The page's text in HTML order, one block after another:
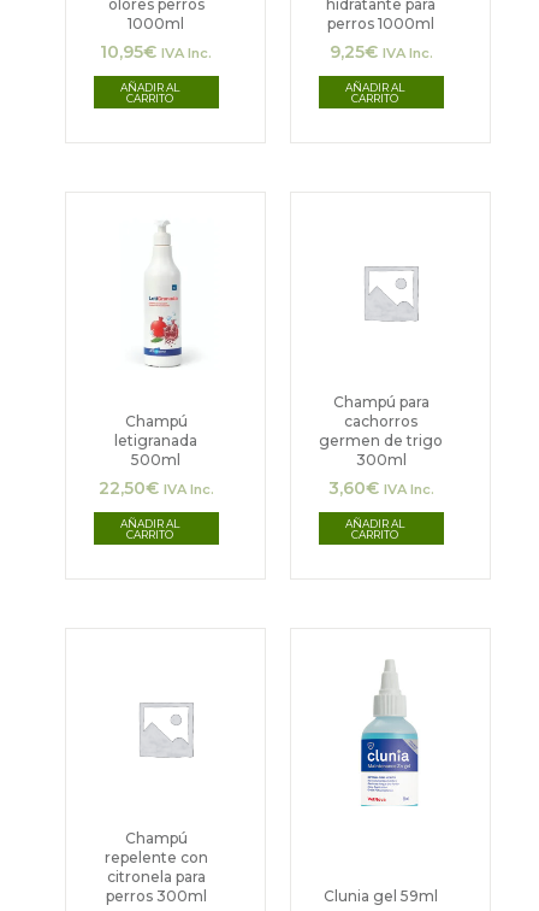
olores perros
1000ml
10,95€ IVA Inc.
AÑADIR AL
CARRITO
hidratante para
perros 1000ml
9,25€ IVA Inc.
AÑADIR AL
CARRITO
Champú
letigranada
500ml
22,50€ IVA Inc.
AÑADIR AL
CARRITO
Champú para
cachorros
germen de trigo
300ml
3,60€ IVA Inc.
AÑADIR AL
CARRITO
Champú
repelente con
citronela para
perros 300ml
Clunia gel 59ml